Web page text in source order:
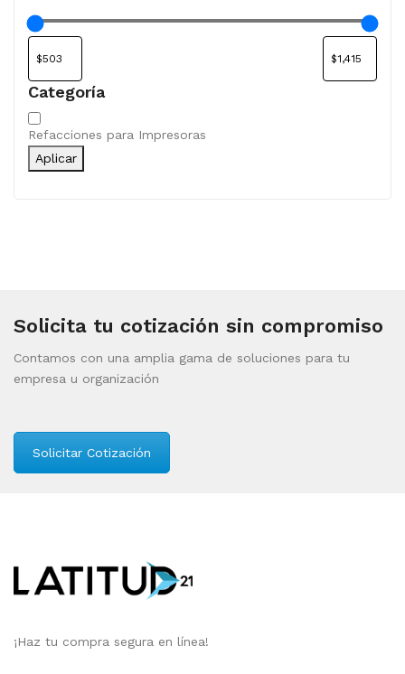
Categoría
Categoría
Refacciones para Impresoras
Aplicar
Solicita tu cotización sin compromiso
Contamos con una amplia gama de soluciones para tu
empresa u organización
Solicitar Cotización
¡Haz tu compra segura en línea!